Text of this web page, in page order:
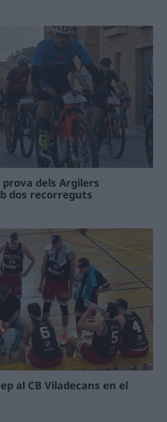
dels Argilers
dos recorreguts
al CB Viladecans en el